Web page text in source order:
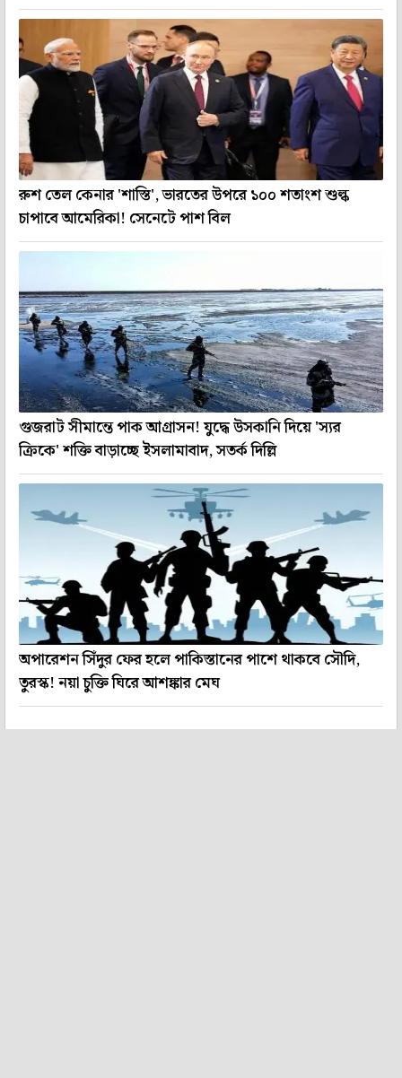
রুশ তেল কেনার 'শাস্তি', ভারতের উপরে ১০০ শতাংশ শুল্ক
চাপাবে আমেরিকা! সেনেটে পাশ বিল
গুজরাট সীমান্তে পাক আগ্রাসন! যুদ্ধে উসকানি দিয়ে 'স্যর
ক্রিকে' শক্তি বাড়াচ্ছে ইসলামাবাদ, সতর্ক দিল্লি
অপারেশন সিঁদুর ফের হলে পাকিস্তানের পাশে থাকবে সৌদি,
তুরস্ক! নয়া চুক্তি ঘিরে আশঙ্কার মেঘ